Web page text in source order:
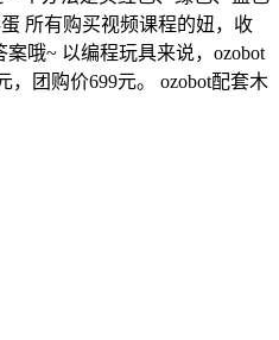
所有购买视频课程的妞，收
哦~ 以编程玩具来说，ozobot
团购价699元。 ozobot配套木